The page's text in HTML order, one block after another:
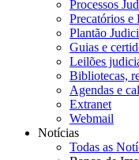
Processos
Precatórios e
Plantão
Guias e
Leilões
Bibliotecas,
Agendas e
Extranet
Webmail
Notícias
Todas as